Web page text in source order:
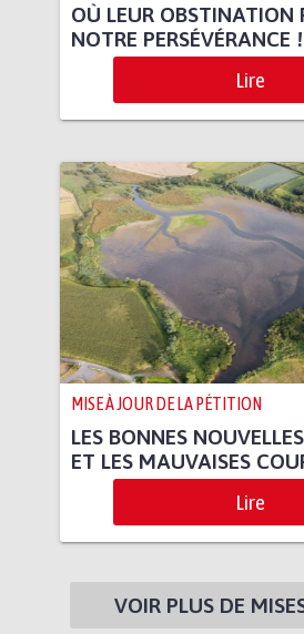
OÙ LEUR OBSTINATION
NOTRE PERSÉVÉRANCE !
Lire
MISE À JOUR DE LA PÉTITION
LES BONNES
ET LES MAUVAISES
Lire
VOIR PLUS DE